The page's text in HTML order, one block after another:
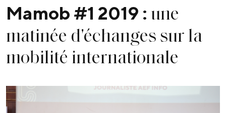
Mamob #1 2019 : une
matinée d'échanges sur la
mobilité internationale